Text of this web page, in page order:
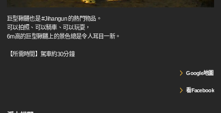
巨型鞦韆也是 #Jihangun 的熱門物品。
可以拍照、可以騎車、可以玩耍，
6m高的巨型鞦韆上的景色總是令人耳目一新。
【所需時間】駕車約30分鐘
Google地圖
看Facebook